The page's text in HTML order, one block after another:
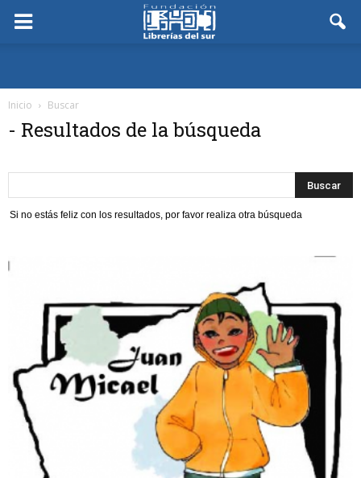
Inicio Buscar
- Resultados de la búsqueda
Si no estás feliz con los resultados, por favor realiza otra búsqueda